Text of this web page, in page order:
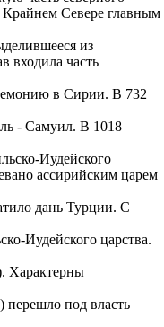
Крайнем Севере главным
из
входила часть
в Сирии. В 732
- Самуил. В 1018
Иудейского
ассирийским царем
дань Турции. С
Иудейского царства.
под власть